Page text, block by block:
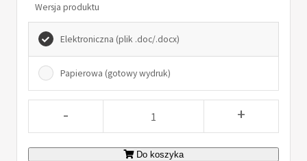
Wersja produktu
Elektroniczna (plik .doc/.docx)
Papierowa (gotowy wydruk)
- +
Do koszyka